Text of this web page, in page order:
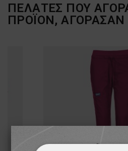
ΠΕΛΆΤΕΣ ΠΟΥ
ΠΡΟΪΌΝ, ΑΓΌΡΑΣΑΝ